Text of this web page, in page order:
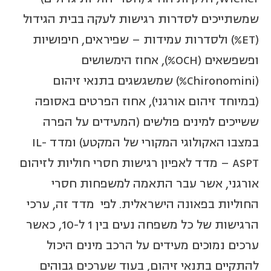
שמשתייכים לסדרות רגישות לעקה בבית הגידול
(ET%) ולסדרות עמידות – שפיראים, חיפושיות
ופשפשאים (OCH%), אחוז הימשושים
(Chironomini%) שמשגשגים בתנאי זיהום
(במיוחד זיהום אורגני), אחוז הפרטים באסופה
ששייכים למינים פולשים (המעידים על הפרה
במצבו האקולוגי המקורי של המקטע) ומדד IL-
ASPT – מדד לאפיון רגישות חסרי חוליות לזיהום
אורגני, אשר עבר התאמה למשפחות חסרי
החוליות בפאונה הישראלית. לפי מדד זה, ערכי
הרגישות של כל משפחה נעים בין 1 ל-10, כאשר
ערכים נמוכים מעידים על הרכב מינים היכול
להתקיים בתנאי זיהום, בעוד שערכים גבוהים